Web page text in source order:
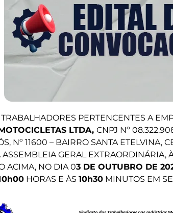
PERTENCENTES A
LTDA, CNPJ Nº
Nº 11600 – BAIRRO SANTA ETELVINA,
GERAL EXTRAORDINÁRIA,
ACIMA, NO DIA 03 DE OUTUBRO DE
0h00 HORAS E ÀS 10h30 MINUTOS EM